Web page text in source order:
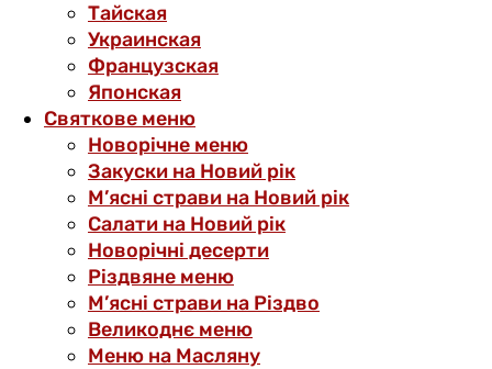
Тайская
Украинская
Французская
Японская
Святкове меню
Новорічне меню
Закуски на Новий рік
М’ясні страви на Новий рік
Салати на Новий рік
Новорічні десерти
Різдвяне меню
М’ясні страви на Різдво
Великоднє меню
Меню на Масляну